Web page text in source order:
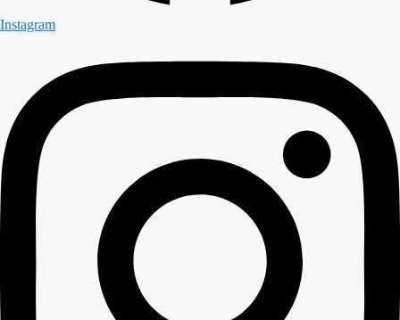
Instagram